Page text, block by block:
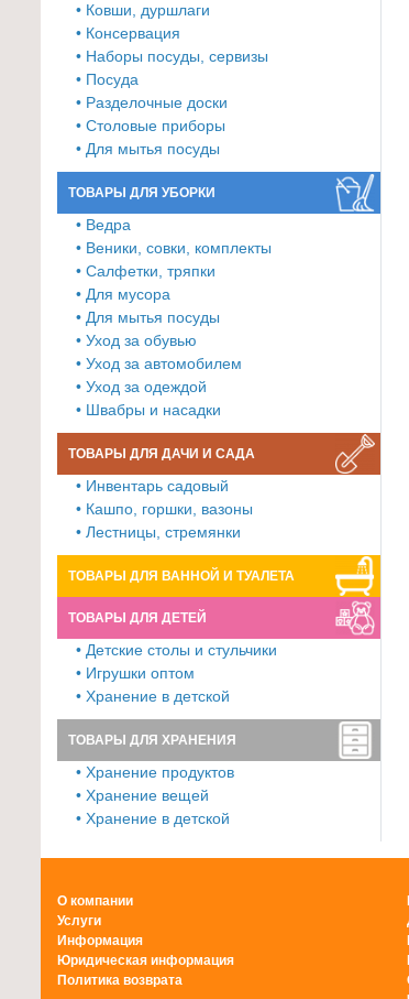
• Ковши, дуршлаги
• Консервация
• Наборы посуды, сервизы
• Посуда
• Разделочные доски
• Столовые приборы
• Для мытья посуды
ТОВАРЫ ДЛЯ УБОРКИ
• Ведра
• Веники, совки, комплекты
• Салфетки, тряпки
• Для мусора
• Для мытья посуды
• Уход за обувью
• Уход за автомобилем
• Уход за одеждой
• Швабры и насадки
ТОВАРЫ ДЛЯ ДАЧИ И САДА
• Инвентарь садовый
• Кашпо, горшки, вазоны
• Лестницы, стремянки
ТОВАРЫ ДЛЯ ВАННОЙ И ТУАЛЕТА
ТОВАРЫ ДЛЯ ДЕТЕЙ
• Детские столы и стульчики
• Игрушки оптом
• Хранение в детской
ТОВАРЫ ДЛЯ ХРАНЕНИЯ
• Хранение продуктов
• Хранение вещей
• Хранение в детской
О компании
Услуги
Информация
Юридическая информация
Политика возврата
Товары
ванной
туалета
Товары
для
Товары
хранения